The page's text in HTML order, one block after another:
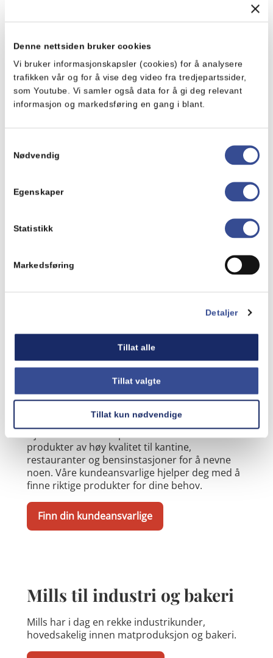
Denne nettsiden bruker cookies
Vi bruker informasjonskapsler (cookies) for å analysere
trafikken vår og for å vise deg video fra tredjepartssider,
som Youtube. Vi samler også data for å gi deg relevant
informasjon og markedsføring en gang i blant.
Nødvendig
Egenskaper
Statistikk
Markedsføring
Detaljer
Tillat alle
Tillat valgte
Tillat kun nødvendige
Toasty Tuna melt
Mills til storkjøkken
Gjennom Mills Proffpartner leverer Mills
produkter av høy kvalitet til kantine,
restauranter og bensinstasjoner for å nevne
noen. Våre kundeansvarlige hjelper deg med å
finne riktige produkter for dine behov.
Finn din kundeansvarlige
Mills til industri og bakeri
Mills har i dag en rekke industrikunder,
hovedsakelig innen matproduksjon og bakeri.